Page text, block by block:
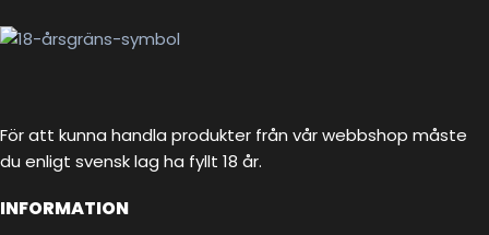
För att kunna handla produkter från vår webbshop måste
du enligt svensk lag ha fyllt 18 år.
INFORMATION